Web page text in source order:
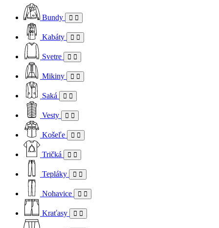
Bundy
Kabáty
Svetre
Mikiny
Saká
Vesty
Košeľe
Tričká
Tepláky
Nohavice
Kraťasy